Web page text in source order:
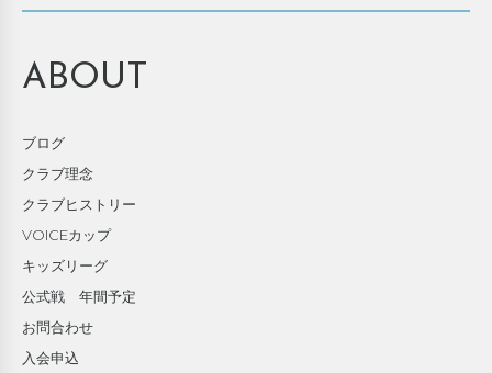
ABOUT
ブログ
クラブ理念
クラブヒストリー
VOICEカップ
キッズリーグ
公式戦 年間予定
お問合わせ
入会申込